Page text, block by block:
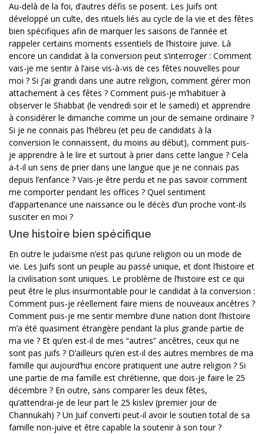
Au-delà de la foi, d’autres défis se posent. Les Juifs ont
développé un culte, des rituels liés au cycle de la vie et des fêtes
bien spécifiques afin de marquer les saisons de l’année et
rappeler certains moments essentiels de l’histoire juive. Là
encore un candidat à la conversion peut s’interroger : Comment
vais-je me sentir à l’aise vis-à-vis de ces fêtes nouvelles pour
moi ? Si j’ai grandi dans une autre religion, comment gérer mon
attachement à ces fêtes ? Comment puis-je m’habituer à
observer le Shabbat (le vendredi soir et le samedi) et apprendre
à considérer le dimanche comme un jour de semaine ordinaire ?
Si je ne connais pas l’hébreu (et peu de candidats à la
conversion le connaissent, du moins au début), comment puis-
je apprendre à le lire et surtout à prier dans cette langue ? Cela
a-t-il un sens de prier dans une langue que je ne connais pas
depuis l’enfance ? Vais-je être perdu et ne pas savoir comment
me comporter pendant les offices ? Quel sentiment
d’appartenance une naissance ou le décès d’un proche vont-ils
susciter en moi ?
Une histoire bien spécifique
En outre le judaïsme n’est pas qu’une religion ou un mode de
vie. Les Juifs sont un peuple au passé unique, et dont l’histoire et
la civilisation sont uniques. Le problème de l’histoire est ce qui
peut être le plus insurmontable pour le candidat à la conversion :
Comment puis-je réellement faire miens de nouveaux ancêtres ?
Comment puis-je me sentir membre d’une nation dont l’histoire
m’a été quasiment étrangère pendant la plus grande partie de
ma vie ? Et qu’en est-il de mes “autres” ancêtres, ceux qui ne
sont pas juifs ? D’ailleurs qu’en est-il des autres membres de ma
famille qui aujourd’hui encore pratiquent une autre religion ? Si
une partie de ma famille est chrétienne, que dois-je faire le 25
décembre ? En outre, sans comparer les deux fêtes,
qu’attendrai-je de leur part le 25 kislev (premier jour de
Channukah) ? Un Juif converti peut-il avoir le soutien total de sa
famille non-juive et être capable la soutenir à son tour ?